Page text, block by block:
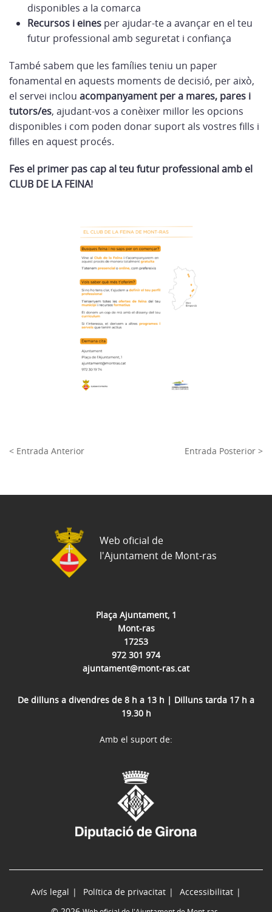
disponibles a la comarca
Recursos i eines per ajudar-te a avançar en el teu
futur professional amb seguretat i confiança
També sabem que les famílies teniu un paper
fonamental en aquests moments de decisió, per això,
el servei inclou acompanyament per a mares, pares i
tutors/es, ajudant-vos a conèixer millor les opcions
disponibles i com poden donar suport als vostres fills i
filles en aquest procés.
Fes el primer pas cap al teu futur professional amb el
CLUB DE LA FEINA!
< Entrada Anterior Entrada Posterior >
Plaça Ajuntament, 1
Mont-ras
17253
972 301 974
ajuntament@mont-ras.cat
De dilluns a divendres de 8 h a 13 h | Dilluns tarda 17 h a
19.30 h
Web oficial de
l'Ajuntament de Mont-ras
Avís legal Política de privacitat
Accessibilitat
Amb el suport de: